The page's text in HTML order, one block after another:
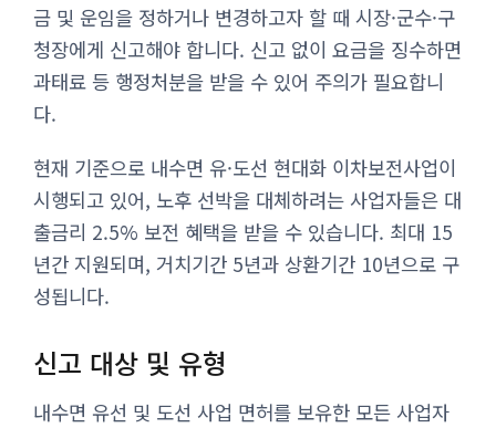
금 및 운임을 정하거나 변경하고자 할 때 시장·군수·구
청장에게 신고해야 합니다. 신고 없이 요금을 징수하면
과태료 등 행정처분을 받을 수 있어 주의가 필요합니
다.
현재 기준으로 내수면 유·도선 현대화 이차보전사업이
시행되고 있어, 노후 선박을 대체하려는 사업자들은 대
출금리 2.5% 보전 혜택을 받을 수 있습니다. 최대 15
년간 지원되며, 거치기간 5년과 상환기간 10년으로 구
성됩니다.
신고 대상 및 유형
내수면 유선 및 도선 사업 면허를 보유한 모든 사업자